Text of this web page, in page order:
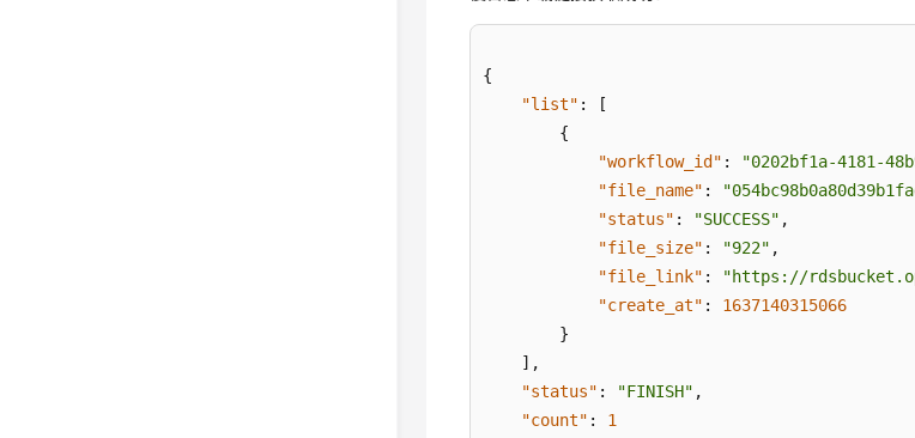
{
"list" :
[
{
"workflow_id" : "0202bf1a-4181-
"file_name" :
"status" : "SUCCESS" ,
"file_size" : "922" ,
"file_link" : "https://
"create_at" :
1637140315066
}
] ,
"status" : "FINISH" ,
"count" :
1